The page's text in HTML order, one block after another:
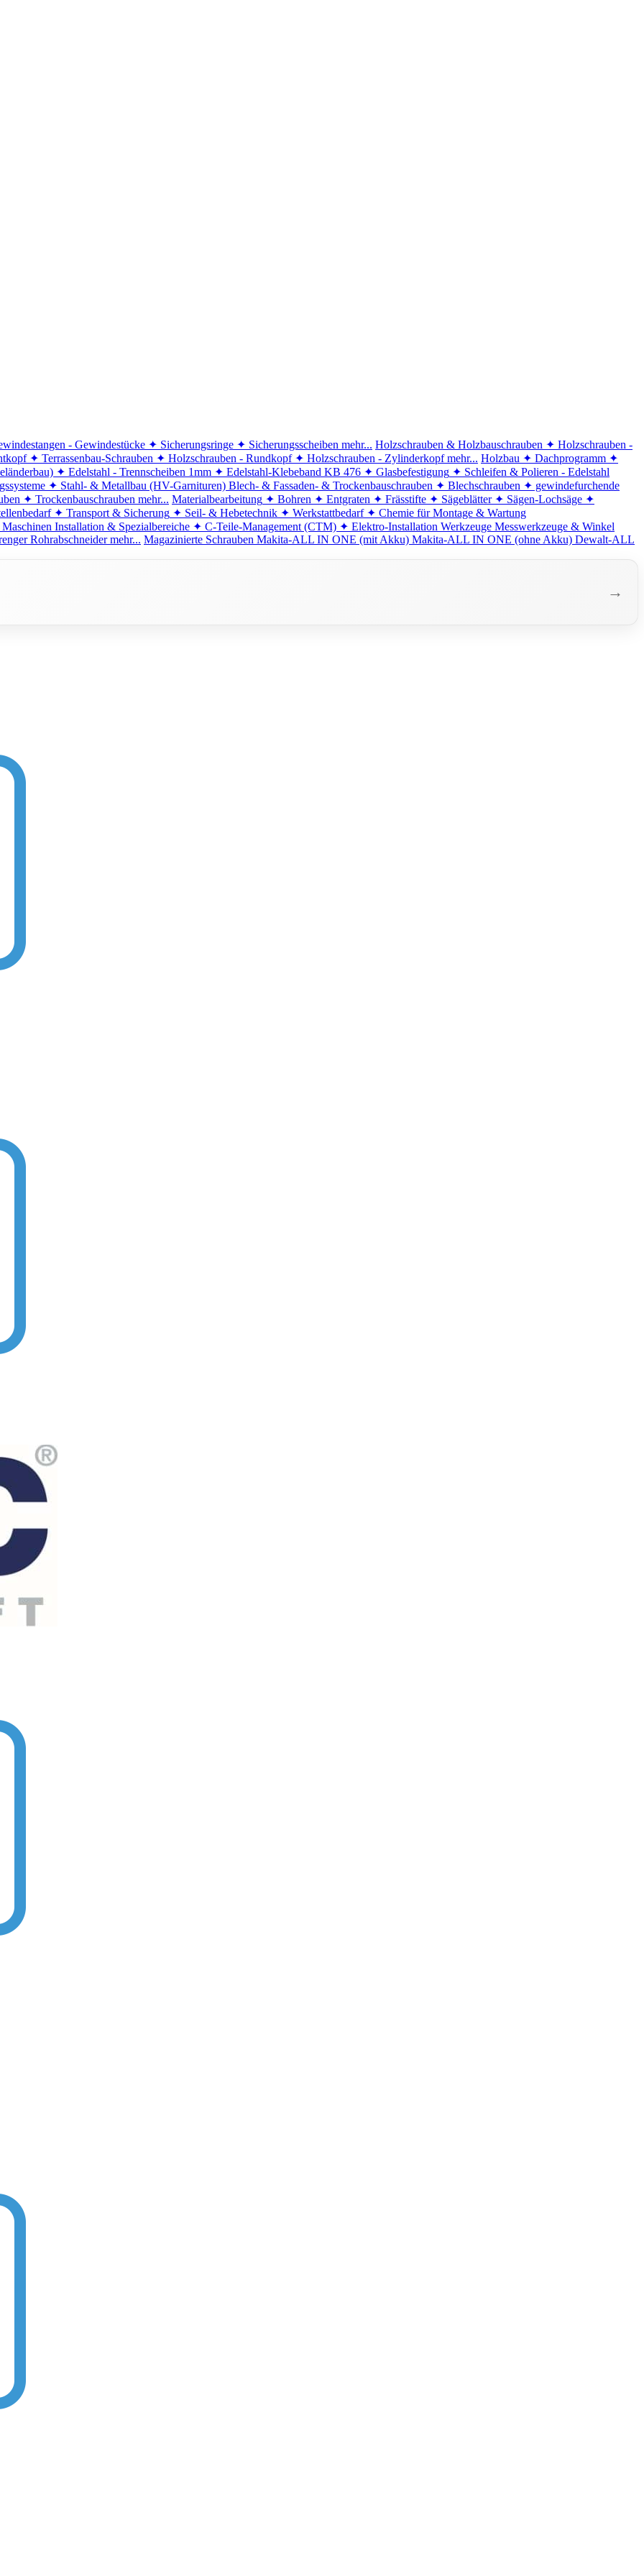
- Gewindestücke ✦ Sicherungsringe ✦ Sicherungsscheiben mehr... Holzschrauben & Holzbauschrauben ✦ Holzschrauben -
✦ Terrassenbau-Schrauben ✦ Holzschrauben - Rundkopf ✦ Holzschrauben - Zylinderkopf mehr... Holzbau ✦ Dachprogramm ✦
✦ Edelstahl - Trennscheiben 1mm ✦ Edelstahl-Klebeband KB 476 ✦ Glasbefestigung ✦ Schleifen & Polieren - Edelstahl
✦ Stahl- & Metallbau (HV-Garnituren) Blech- & Fassaden- & Trockenbauschrauben ✦ Blechschrauben ✦ gewindefurchende
✦ Trockenbauschrauben mehr... Materialbearbeitung ✦ Bohren ✦ Entgraten ✦ Frässtifte ✦ Sägeblätter ✦ Sägen-Lochsäge ✦
✦ Transport & Sicherung ✦ Seil- & Hebetechnik ✦ Werkstattbedarf ✦ Chemie für Montage & Wartung
Installation & Spezialbereiche ✦ C-Teile-Management (CTM) ✦ Elektro-Installation Werkzeuge Messwerkzeuge & Winkel
Rohrabschneider mehr... Magazinierte Schrauben Makita-ALL IN ONE (mit Akku) Makita-ALL IN ONE (ohne Akku) Dewalt-ALL
→